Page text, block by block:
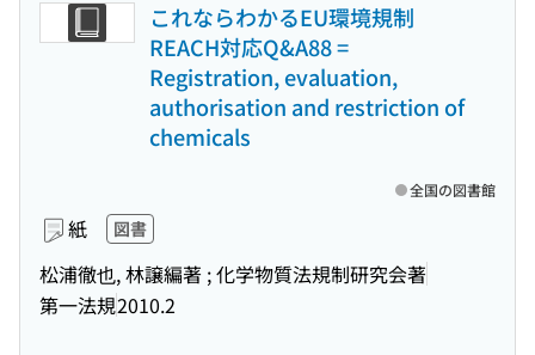
これならわかるEU環境規制
REACH対応Q&A88 =
Registration, evaluation,
authorisation and restriction of
chemicals
紙 図書
松浦徹也, 林譲編著 ; 化学物質法規制研究会著
第一法規2010.2
全国の図書館